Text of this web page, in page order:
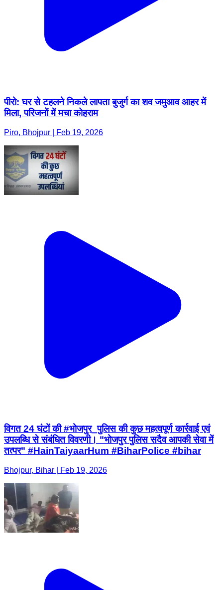
पीरो: घर से टहलने निकले लापता बुजुर्ग का शव जमुआव आहर में
मिला, परिजनों में मचा कोहराम
Piro, Bhojpur | Feb 19, 2026
विगत 24 घंटों की #भोजपुर_पुलिस की कुछ महत्वपूर्ण कार्रवाई एवं
उपलब्धि से संबंधित विवरणी। "भोजपुर पुलिस सदैव आपकी सेवा में
तत्पर" #HainTaiyaarHum #BiharPolice #bihar
Bhojpur, Bihar | Feb 19, 2026